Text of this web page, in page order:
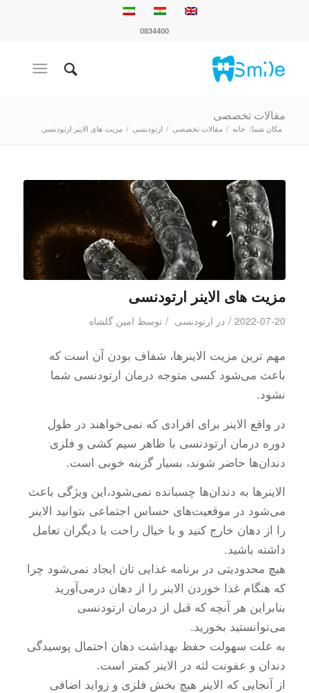
0834400
مقالات تخصصی
مکان شما: خانه / مقالات تخصصی / ارتودنسی / مزیت های الاینر ارتودنسی
مزیت های الاینر ارتودنسی
2022-07-20
/ در ارتودنسی / توسط امین گلشاه
مهم ترین مزیت الاینرها، شفاف بودن آن است که
باعث می‌شود کسی متوجه درمان ارتودنسی شما
نشود.
در واقع الاینر برای افرادی که نمی‌خواهند در طول
دوره درمان ارتودنسی با ظاهر سیم ‌کشی و فلزی
دندان‌ها حاضر شوند، بسیار گزینه خوبی است.
الاینرها به دندان‌ها چسبانده نمی‌شود،این ویژگی باعث
می‌شود در موقعیت‌های حساس اجتماعی بتوانید الاینر
را از دهان خارج کنید و با خیال راحت با دیگران تعامل
داشته باشید.
هیچ محدودیتی در برنامه غذایی تان ایجاد نمی‌شود چرا
که هنگام غذا خوردن الاینر را از دهان درمی‌آورید
بنابراین هر آنچه که قبل از درمان ارتودنسی
می‌توانستید بخورید.
به علت سهولت حفظ بهداشت دهان احتمال پوسیدگی
دندان و عفونت لثه در الاینر کمتر است.
از آنجایی‌ که الاینر هیچ بخش فلزی و زواید اضافی